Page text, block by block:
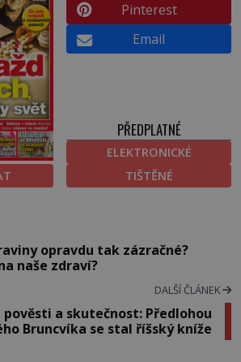
Pinterest
Email
PŘEDPLATNÉ
ELEKTRONICKÉ
TIŠTĚNÉ
opravdu tak zázračné?
naše zdraví?
DALŠÍ ČLÁNEK
pověsti a skutečnost: Předlohou
Bruncvíka se stal říšský kníže